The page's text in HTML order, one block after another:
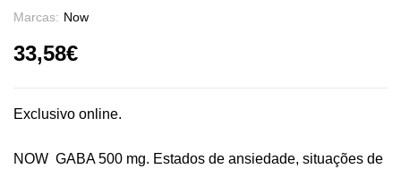
Marcas: Now
33,58€
Exclusivo online.
NOW GABA 500 mg. Estados de ansiedade, situações de